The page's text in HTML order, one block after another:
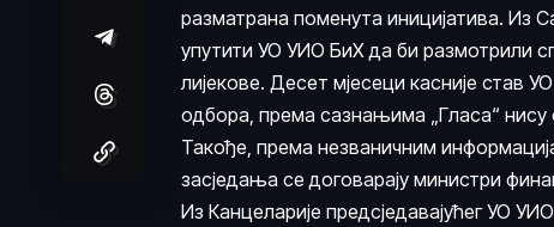
разматрана поменута иницијатива. Из
упутити УО УИО БиХ да би
лијекове. Десет мјесеци касније став
одбора, према сазнањима „Гласа“ нису
Такође, према незваничним
засједања се договарају министри
Из Канцеларије предсједавајућег УО